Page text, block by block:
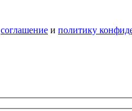
соглашение и политику